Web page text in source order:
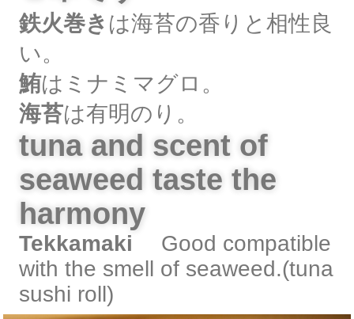
鉄火巻き は海苔の香りと相性良
い。
鮪はミナミマグロ。
海苔は有明のり。
tuna and scent of
seaweed taste the
harmony
Tekkamaki
Good compatible
with the smell of seaweed.(tuna
sushi roll)